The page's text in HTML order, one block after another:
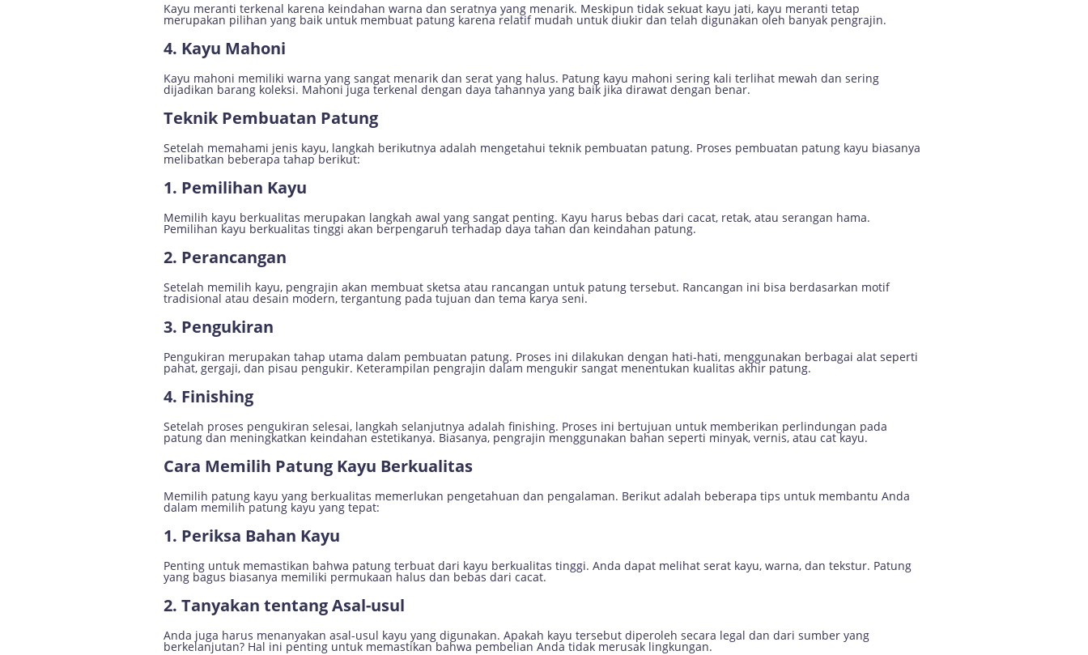
Kayu meranti terkenal karena keindahan warna dan seratnya yang menarik. Meskipun tidak sekuat kayu jati, kayu meranti tetap
merupakan pilihan yang baik untuk membuat patung karena relatif mudah untuk diukir dan telah digunakan oleh banyak pengrajin.
4. Kayu Mahoni
Kayu mahoni memiliki warna yang sangat menarik dan serat yang halus. Patung kayu mahoni sering kali terlihat mewah dan sering
dijadikan barang koleksi. Mahoni juga terkenal dengan daya tahannya yang baik jika dirawat dengan benar.
Teknik Pembuatan Patung
Setelah memahami jenis kayu, langkah berikutnya adalah mengetahui teknik pembuatan patung. Proses pembuatan patung kayu biasanya
melibatkan beberapa tahap berikut:
1. Pemilihan Kayu
Memilih kayu berkualitas merupakan langkah awal yang sangat penting. Kayu harus bebas dari cacat, retak, atau serangan hama.
Pemilihan kayu berkualitas tinggi akan berpengaruh terhadap daya tahan dan keindahan patung.
2. Perancangan
Setelah memilih kayu, pengrajin akan membuat sketsa atau rancangan untuk patung tersebut. Rancangan ini bisa berdasarkan motif
tradisional atau desain modern, tergantung pada tujuan dan tema karya seni.
3. Pengukiran
Pengukiran merupakan tahap utama dalam pembuatan patung. Proses ini dilakukan dengan hati-hati, menggunakan berbagai alat seperti
pahat, gergaji, dan pisau pengukir. Keterampilan pengrajin dalam mengukir sangat menentukan kualitas akhir patung.
4. Finishing
Setelah proses pengukiran selesai, langkah selanjutnya adalah finishing. Proses ini bertujuan untuk memberikan perlindungan pada
patung dan meningkatkan keindahan estetikanya. Biasanya, pengrajin menggunakan bahan seperti minyak, vernis, atau cat kayu.
Cara Memilih Patung Kayu Berkualitas
Memilih patung kayu yang berkualitas memerlukan pengetahuan dan pengalaman. Berikut adalah beberapa tips untuk membantu Anda
dalam memilih patung kayu yang tepat:
1. Periksa Bahan Kayu
Penting untuk memastikan bahwa patung terbuat dari kayu berkualitas tinggi. Anda dapat melihat serat kayu, warna, dan tekstur. Patung
yang bagus biasanya memiliki permukaan halus dan bebas dari cacat.
2. Tanyakan tentang Asal-usul
Anda juga harus menanyakan asal-usul kayu yang digunakan. Apakah kayu tersebut diperoleh secara legal dan dari sumber yang
berkelanjutan? Hal ini penting untuk memastikan bahwa pembelian Anda tidak merusak lingkungan.